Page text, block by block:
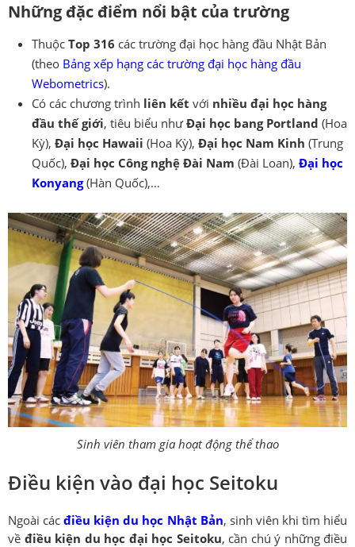
Những đặc điểm nổi bật của trường
Thuộc Top 316 các trường đại học hàng đầu Nhật Bản
(theo Bảng xếp hạng các trường đại học hàng đầu
Webometrics).
Có các chương trình liên kết với nhiều đại học hàng
đầu thế giới, tiêu biểu nhưĐại học bang Portland (Hoa
Kỳ), Đại học Hawaii (Hoa Kỳ), Đại học Nam Kinh (Trung
Quốc), Đại học Công nghệ Đài Nam (Đài Loan), Đại học
Konyang(Hàn Quốc),…
Sinh viên tham gia hoạt động thể thao
Điều kiện vào đại học Seitoku
Ngoài cácđiều kiện du học Nhật Bản, sinh viên khi tìm hiểu
về điều kiện du học đại học Seitoku, cần chú ý những điều